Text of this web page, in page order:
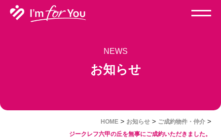
NEWS
お知らせ
HOME > お知らせ > ご成約物件・仲介 >
ジークレフ六甲の丘を無事にご成約いただきました。